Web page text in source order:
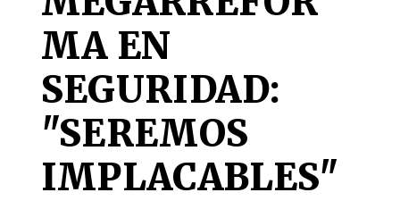
MA EN
SEGURIDAD:
"SEREMOS
IMPLACABLES"